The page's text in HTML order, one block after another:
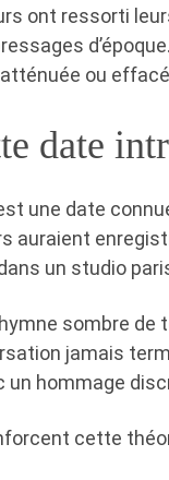
ont ressorti
ou
date
une date
auraient
un studio
sombre
jamais
hommage
cette